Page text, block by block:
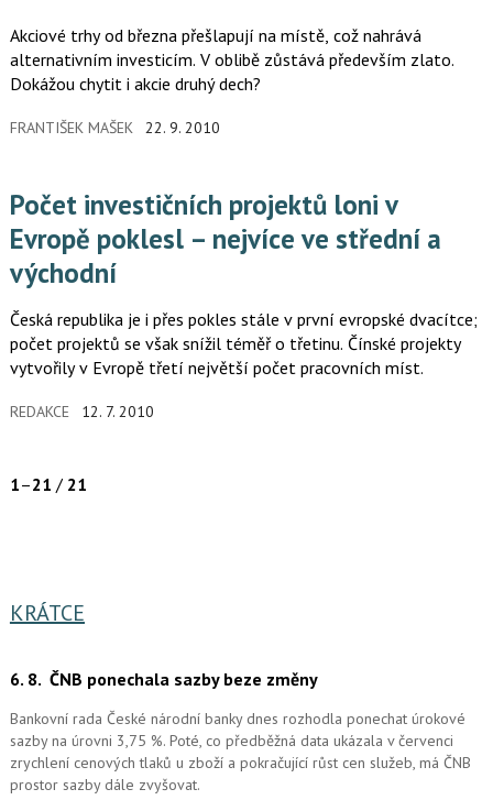
Akciové trhy od března přešlapují na místě, což nahrává
alternativním investicím. V oblibě zůstává především zlato.
Dokážou chytit i akcie druhý dech?
FRANTIŠEK MAŠEK 22. 9. 2010
Počet investičních projektů loni v
Evropě poklesl – nejvíce ve střední a
východní
Česká republika je i přes pokles stále v první evropské dvacítce;
počet projektů se však snížil téměř o třetinu. Čínské projekty
vytvořily v Evropě třetí největší počet pracovních míst.
REDAKCE 12. 7. 2010
1–21 / 21
KRÁTCE
6. 8. ČNB ponechala sazby beze změny
Bankovní rada České národní banky dnes rozhodla ponechat úrokové
sazby na úrovni 3,75 %. Poté, co předběžná data ukázala v červenci
zrychlení cenových tlaků u zboží a pokračující růst cen služeb, má ČNB
prostor sazby dále zvyšovat.